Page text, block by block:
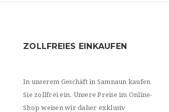
ZOLLFREIES EINKAUFEN
In unserem Geschäft in Samnaun kaufen
Sie zollfrei ein. Unsere Preise im Online-
Shop weisen wir daher exklusiv